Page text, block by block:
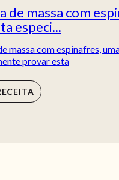
de massa com
especi...
massa com espinafres,
provar esta